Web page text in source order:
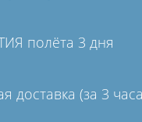
полёта 3 дня
доставка (за 3